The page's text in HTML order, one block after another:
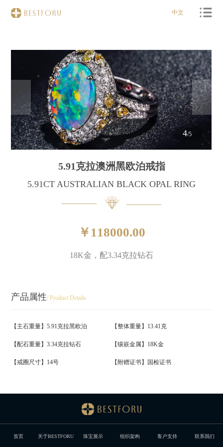
中文
4/5
5.91克拉澳洲黑欧泊戒指
5.91CT AUSTRALIAN BLACK OPAL RING
￥118000.00
18K金，配3.34克拉钻石
产品属性/ Product Details
【主石重量】5.91克拉黑欧泊 【整体重量】13.41克
【配石重量】3.34克拉钻石 【镶嵌金属】18K金
【戒圈尺寸】14号 【附赠证书】国检证书
首页 关于BESTFORU 珠宝展示 组织架构 客户支持 联系我们